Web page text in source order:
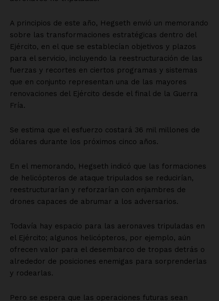
A principios de este año, Hegseth envió un memorando
sobre las transformaciones estratégicas dentro del
Ejército, en el que se establecían objetivos y plazos
para el servicio, incluyendo la reestructuración de las
fuerzas y recortes en ciertos programas y sistemas
que en conjunto representan una de las mayores
renovaciones del Ejército desde el final de la Guerra
Fría.
Se estima que el esfuerzo costará 36 mil millones de
dólares durante los próximos cinco años.
En el memorando, Hegseth indicó que las formaciones
de helicópteros de ataque tripulados se reducirían,
reestructurarían y reforzarían con enjambres de
drones capaces de abrumar a los adversarios.
Todavía hay espacio para las aeronaves tripuladas en
el Ejército; algunos helicópteros, por ejemplo, aún
ofrecen valor para el desembarco de tropas detrás o
alrededor de posiciones enemigas para sorprenderlas
y rodearlas.
Pero se espera que las operaciones futuras sean